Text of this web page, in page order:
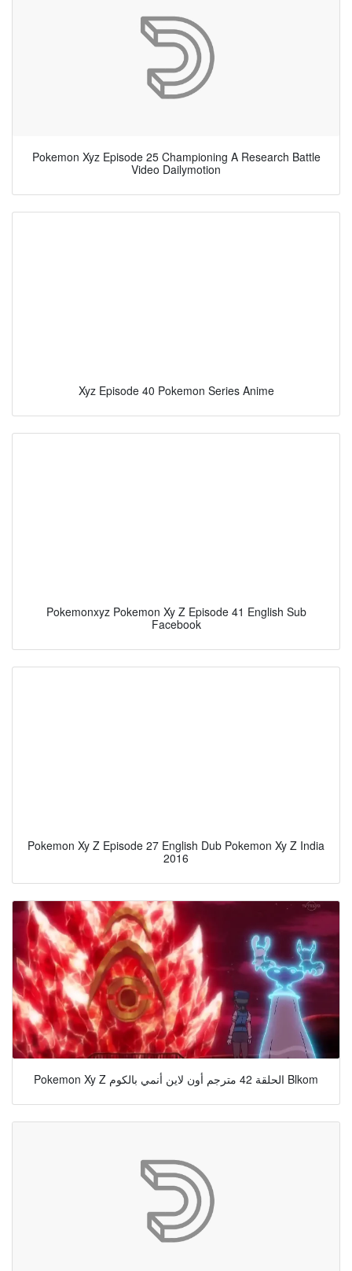
Pokemon Xyz Episode 25 Championing A Research Battle
Video Dailymotion
Xyz Episode 40 Pokemon Series Anime
Pokemonxyz Pokemon Xy Z Episode 41 English Sub
Facebook
Pokemon Xy Z Episode 27 English Dub Pokemon Xy Z India
2016
Pokemon Xy Z الحلقة 42 مترجم أون لاين أنمي بالكوم Blkom